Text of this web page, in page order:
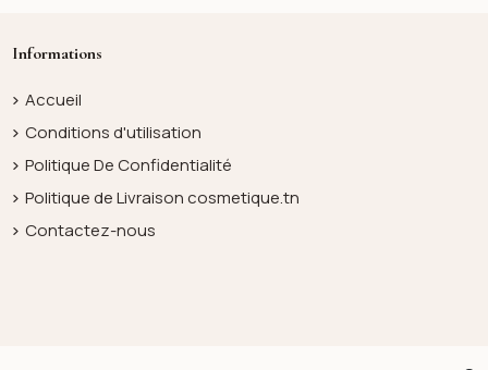
Informations
Accueil
Conditions d'utilisation
Politique De Confidentialité
Politique de Livraison cosmetique.tn
Contactez-nous